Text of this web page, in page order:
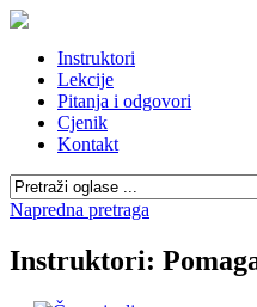
Instruktori
Lekcije
Pitanja i odgovori
Cjenik
Kontakt
Napredna pretraga
Instruktori: